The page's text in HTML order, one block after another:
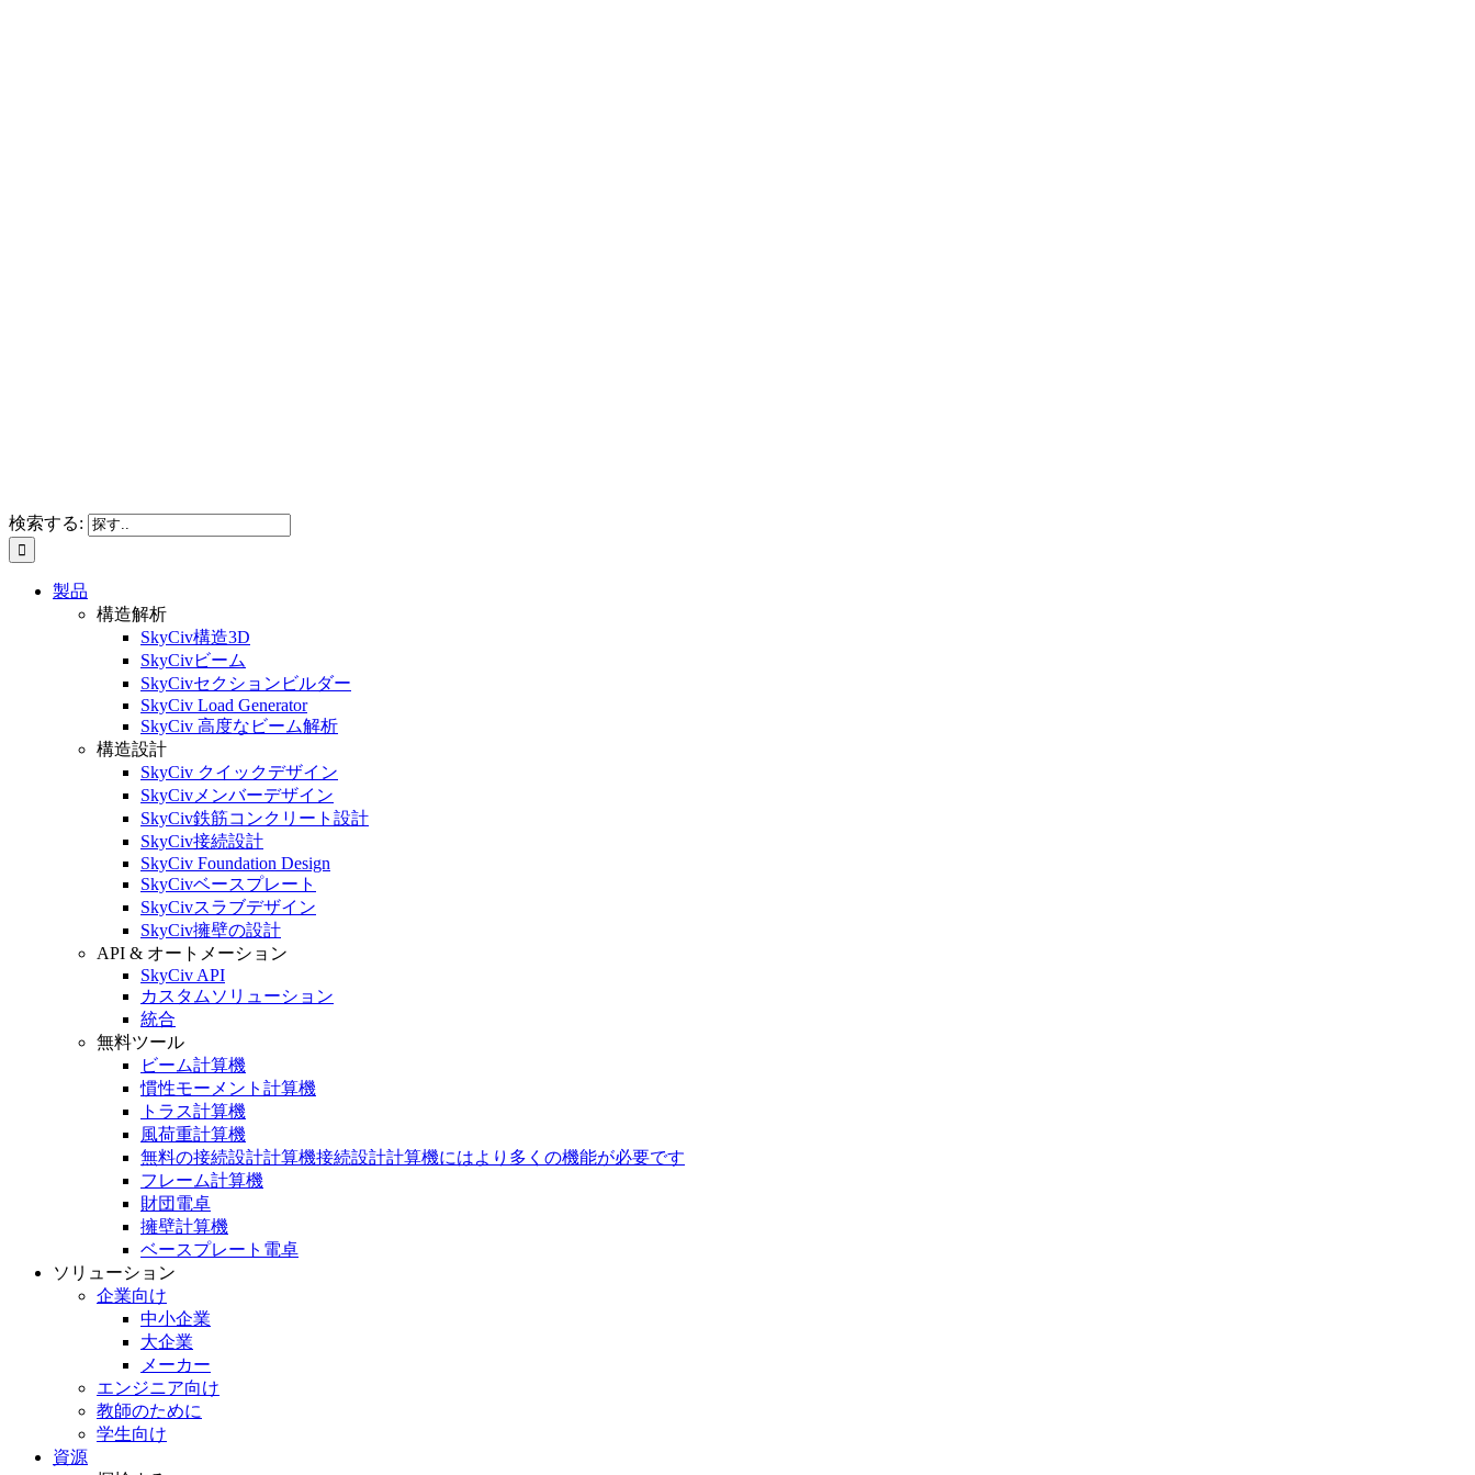
検索する:
製品
構造解析
SkyCiv構造3D
SkyCivビーム
SkyCivセクションビルダー
SkyCiv Load Generator
SkyCiv 高度なビーム解析
構造設計
SkyCiv クイックデザイン
SkyCivメンバーデザイン
SkyCiv鉄筋コンクリート設計
SkyCiv接続設計
SkyCiv Foundation Design
SkyCivベースプレート
SkyCivスラブデザイン
SkyCiv擁壁の設計
API & オートメーション
SkyCiv API
カスタムソリューション
統合
無料ツール
ビーム計算機
慣性モーメント計算機
トラス計算機
風荷重計算機
無料の接続設計計算機接続設計計算機にはより多くの機能が必要です
フレーム計算機
財団電卓
擁壁計算機
ベースプレート電卓
ソリューション
企業向け
中小企業
大企業
メーカー
エンジニア向け
教師のために
学生向け
資源